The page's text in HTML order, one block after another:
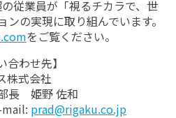
従業員が「視るチカラで、世
の実現に取り組んでいます。
をご覧ください。
合わせ先】
株式会社
長 姫野 佐和
prad@rigaku.co.jp